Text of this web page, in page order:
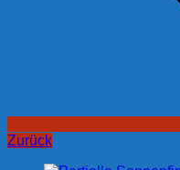
Zurück